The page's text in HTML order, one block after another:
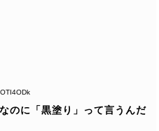
のに「黒塗り」って言うんだ